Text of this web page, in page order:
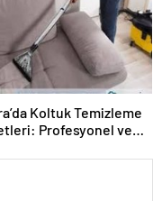
Koltuk Temizleme
Profesyonel ve